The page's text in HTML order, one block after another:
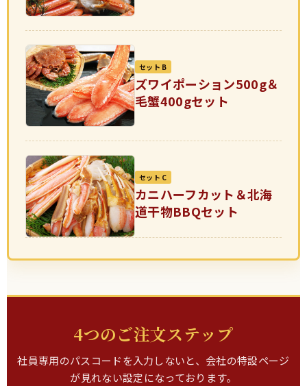
セット B
ズワイポーション500g＆
毛蟹400gセット
セット C
カニハーフカット＆北海
道干物BBQセット
4つのご注文ステップ
社員専用のパスコードを入力しないと、会社の特設ページ
が見れない設定になっております。